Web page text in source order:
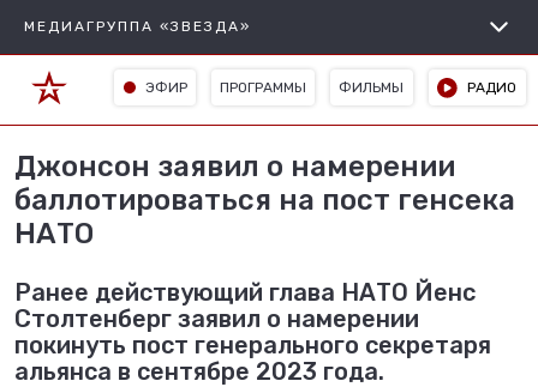
МЕДИАГРУППА «ЗВЕЗДА»
ЭФИР ПРОГРАММЫ ФИЛЬМЫ РАДИО
Джонсон заявил о намерении
баллотироваться на пост генсека
НАТО
Ранее действующий глава НАТО Йенс
Столтенберг заявил о намерении
покинуть пост генерального секретаря
альянса в сентябре 2023 года.